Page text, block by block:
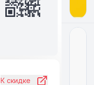
К скидке